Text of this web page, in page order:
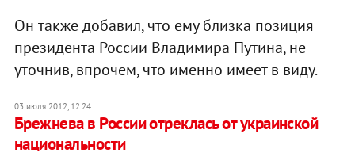
Он также добавил, что ему близка позиция
президента России Владимира Путина, не
уточнив, впрочем, что именно имеет в виду.
03 июля 2012, 12:24
Брежнева в России отреклась от украинской
национальности